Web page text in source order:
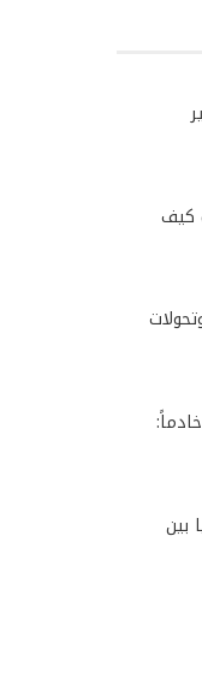
كيف
بين